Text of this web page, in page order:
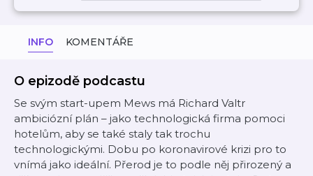
INFO KOMENTÁŘE
O epizodě podcastu
Se svým start-upem Mews má Richard Valtr
ambiciózní plán – jako technologická firma pomoci
hotelům, aby se také staly tak trochu
technologickými. Dobu po koronavirové krizi pro to
vnímá jako ideální. Přerod je to podle něj přirozený a